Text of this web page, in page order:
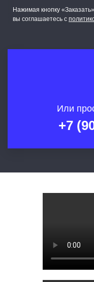
Нажимая кнопку «Заказать»
вы соглашаетесь с
Или
+7